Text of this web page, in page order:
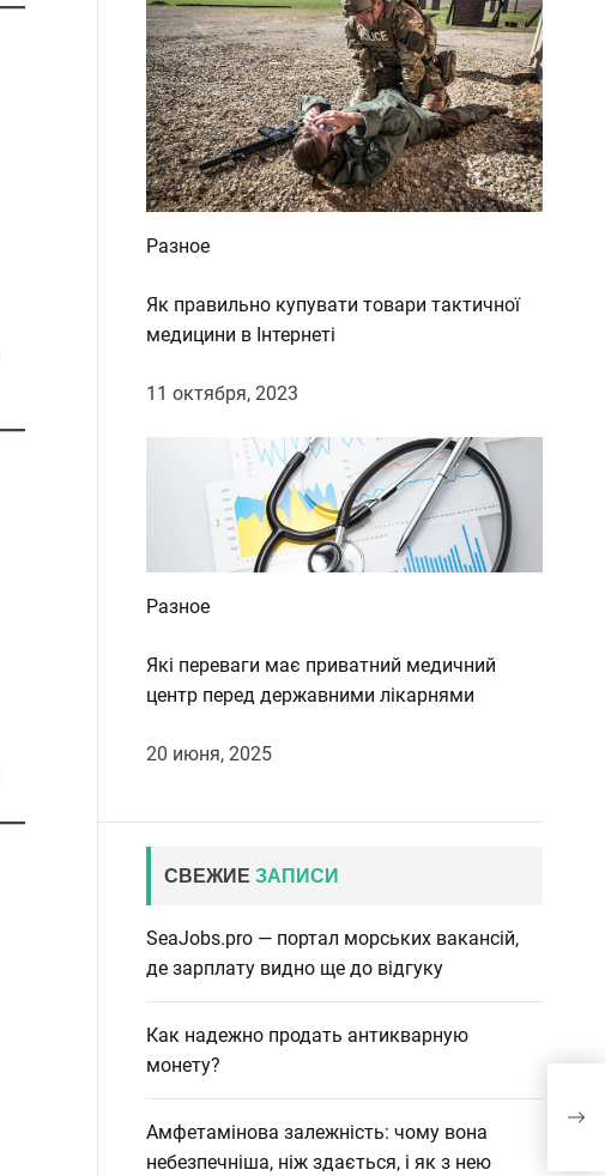
Разное
Як правильно купувати товари тактичної
медицини в Інтернеті
11 октября, 2023
Разное
Які переваги має приватний медичний
центр перед державними лікарнями
20 июня, 2025
СВЕЖИЕ ЗАПИСИ
SeaJobs.pro — портал морських вакансій,
де зарплату видно ще до відгуку
Как надежно продать антикварную
монету?
Амфетамінова залежність: чому вона
небезпечніша, ніж здається, і як з нею